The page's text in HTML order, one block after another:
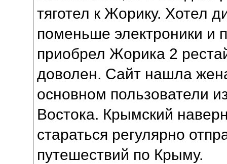
тяготел к Жорику. Хотел
поменьше электроники и
приобрел Жорика 2
доволен. Сайт нашла
основном пользователи
Востока. Крымский
стараться регулярно
путешествий по Крыму.